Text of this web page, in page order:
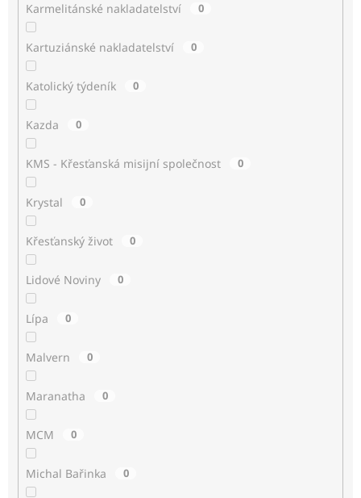
Karmelitánské nakladatelství 0
Kartuziánské nakladatelství 0
Katolický týdeník 0
Kazda 0
KMS - Křesťanská misijní společnost 0
Krystal 0
Křesťanský život 0
Lidové Noviny 0
Lípa 0
Malvern 0
Maranatha 0
MCM 0
Michal Bařinka 0